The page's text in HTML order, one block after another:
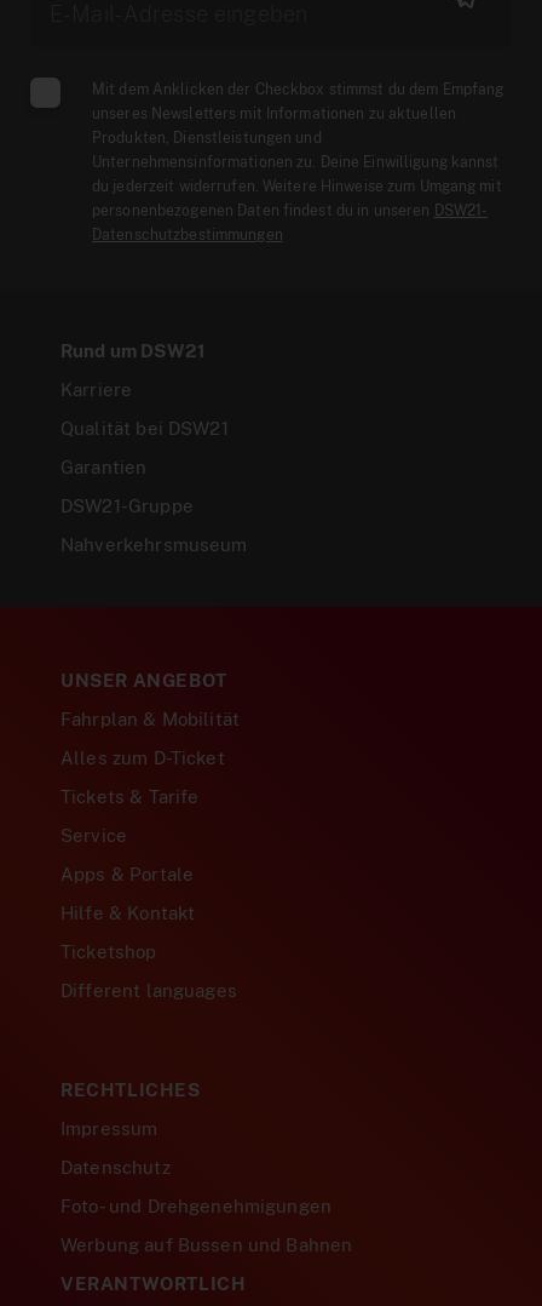
Mit dem Anklicken der Checkbox stimmst du dem Empfang
unseres Newsletters mit Informationen zu aktuellen
Produkten, Dienstleistungen und
Unternehmensinformationen zu. Deine Einwilligung kannst
du jederzeit widerrufen. Weitere Hinweise zum Umgang mit
personenbezogenen Daten findest du in unseren DSW21-
Datenschutzbestimmungen
Rund um DSW21
Karriere
Qualität bei DSW21
Garantien
DSW21-Gruppe
Nahverkehrsmuseum
UNSER ANGEBOT
Fahrplan & Mobilität
Alles zum D-Ticket
Tickets & Tarife
Service
Apps & Portale
Hilfe & Kontakt
Ticketshop
Different languages
RECHTLICHES
Impressum
Datenschutz
Foto- und Drehgenehmigungen
Werbung auf Bussen und Bahnen
VERANTWORTLICH